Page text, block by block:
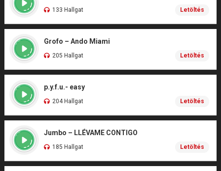
133 Hallgat Letöltés
Grofo – Ando Miami
205 Hallgat Letöltés
p.y.f.u.- easy
204 Hallgat Letöltés
Jumbo – LLÉVAME CONTIGO
185 Hallgat Letöltés